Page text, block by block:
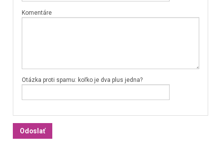
Komentáre
Otázka proti spamu: koľko je dva plus jedna?